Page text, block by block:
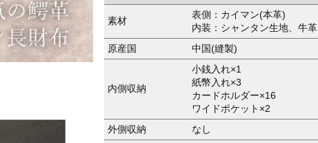
素材
表側：カイマン(本革)
内装：シャンタン生地、牛革
原産国
中国(縫製)
内側収納
小銭入れ×1
紙幣入れ×3
カードホルダー×16
ワイドポケット×2
外側収納
なし